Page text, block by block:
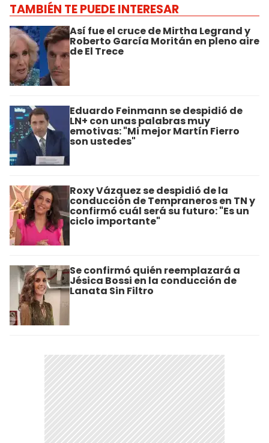
TAMBIÉN TE PUEDE INTERESAR
Así fue el cruce de Mirtha Legrand y
Roberto García Moritán en pleno aire
de El Trece
Eduardo Feinmann se despidió de
LN+ con unas palabras muy
emotivas: "Mi mejor Martín Fierro
son ustedes"
Roxy Vázquez se despidió de la
conducción de Tempraneros en TN y
confirmó cuál será su futuro: "Es un
ciclo importante"
Se confirmó quién reemplazará a
Jésica Bossi en la conducción de
Lanata Sin Filtro